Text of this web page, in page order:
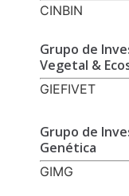
CINBIN
Grupo de
Vegetal &
GIEFIVET
Grupo de
Genética
GIMG